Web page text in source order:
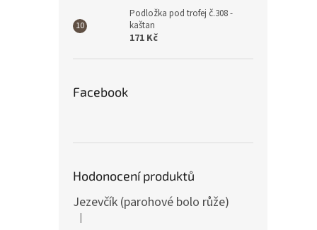
Podložka pod trofej č.308 -
kaštan
171 Kč
Facebook
Hodonocení produktů
Jezevčík (parohové bolo růže)
Hodnocení produktu je 5 z 5 hvězdiček.
|